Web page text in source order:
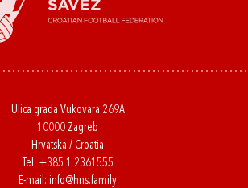
Ulica grada Vukovara 269A
10000 Zagreb
Hrvatska / Croatia
Tel: +385 1 2361555
E-mail: info@hns.family